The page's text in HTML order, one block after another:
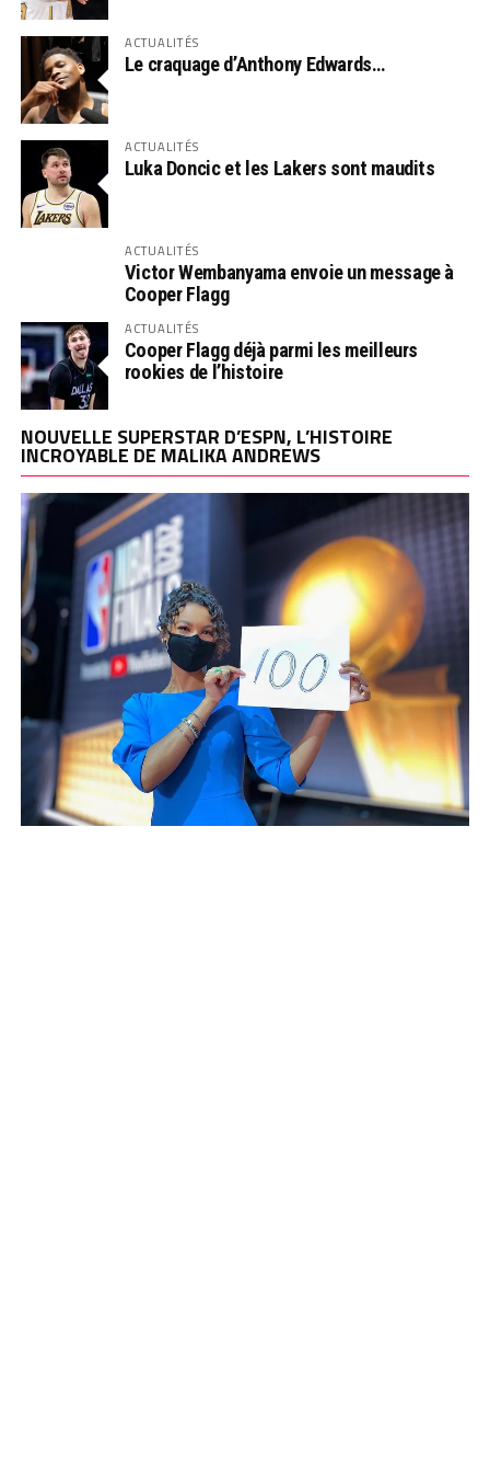
ACTUALITÉS
Le craquage d’Anthony Edwards…
ACTUALITÉS
Luka Doncic et les Lakers sont maudits
ACTUALITÉS
Victor Wembanyama envoie un message à
Cooper Flagg
ACTUALITÉS
Cooper Flagg déjà parmi les meilleurs
rookies de l’histoire
NOUVELLE SUPERSTAR D’ESPN, L’HISTOIRE
INCROYABLE DE MALIKA ANDREWS